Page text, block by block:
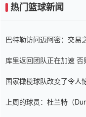
热门篮球新闻
巴特勒访问迈阿密：交易
库里返回团队正在加速
国家橄榄球队改变了令人
上周的球员：杜兰特（